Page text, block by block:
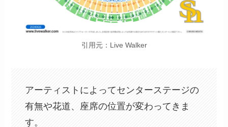
引用元：Live Walker
アーティストによってセンターステージの
有無や花道、座席の位置が変わってきま
す。